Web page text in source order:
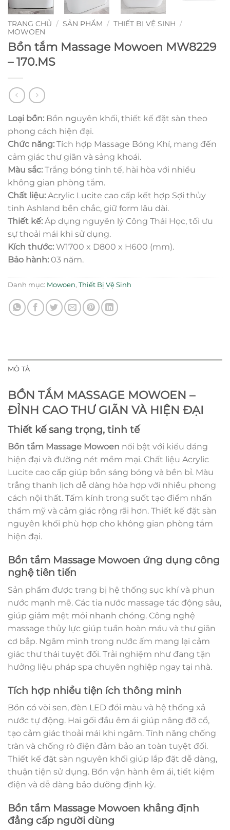
TRANG CHỦ / SẢN PHẨM / THIẾT BỊ VỆ SINH /
MOWOEN
Bồn tắm Massage Mowoen MW8229
– 170.MS
Loại bồn: Bồn nguyên khối, thiết kế đặt sàn theo
phong cách hiện đại.
Chức năng: Tích hợp Massage Bóng Khí, mang đến
cảm giác thư giãn và sảng khoái.
Màu sắc: Trắng bóng tinh tế, hài hòa với nhiều
không gian phòng tắm.
Chất liệu: Acrylic Lucite cao cấp kết hợp Sợi thủy
tinh Ashland bền chắc, giữ form lâu dài.
Thiết kế: Áp dụng nguyên lý Công Thái Học, tối ưu
sự thoải mái khi sử dụng.
Kích thước: W1700 x D800 x H600 (mm).
Bảo hành: 03 năm.
Danh mục: Mowoen, Thiết Bị Vệ Sinh
MÔ TẢ
BỒN TẮM MASSAGE MOWOEN –
ĐỈNH CAO THƯ GIÃN VÀ HIỆN ĐẠI
Thiết kế sang trọng, tinh tế
Bồn tắm Massage Mowoen nổi bật với kiểu dáng
hiện đại và đường nét mềm mại. Chất liệu Acrylic
Lucite cao cấp giúp bồn sáng bóng và bền bỉ. Màu
trắng thanh lịch dễ dàng hòa hợp với nhiều phong
cách nội thất. Tấm kính trong suốt tạo điểm nhấn
thẩm mỹ và cảm giác rộng rãi hơn. Thiết kế đặt sàn
nguyên khối phù hợp cho không gian phòng tắm
hiện đại.
Bồn tắm Massage Mowoen ứng dụng công
nghệ tiên tiến
Sản phẩm được trang bị hệ thống sục khí và phun
nước mạnh mẽ. Các tia nước massage tác động sâu,
giúp giảm mệt mỏi nhanh chóng. Công nghệ
massage thủy lực giúp tuần hoàn máu và thư giãn
cơ bắp. Ngâm mình trong nước ấm mang lại cảm
giác thư thái tuyệt đối. Trải nghiệm như đang tận
hưởng liệu pháp spa chuyên nghiệp ngay tại nhà.
Tích hợp nhiều tiện ích thông minh
Bồn có vòi sen, đèn LED đổi màu và hệ thống xả
nước tự động. Hai gối đầu êm ái giúp nâng đỡ cổ,
tạo cảm giác thoải mái khi ngâm. Tính năng chống
tràn và chống rò điện đảm bảo an toàn tuyệt đối.
Thiết kế đặt sàn nguyên khối giúp lắp đặt dễ dàng,
thuận tiện sử dụng. Bồn vận hành êm ái, tiết kiệm
điện và dễ dàng bảo dưỡng định kỳ.
Bồn tắm Massage Mowoen khẳng định
đẳng cấp người dùng